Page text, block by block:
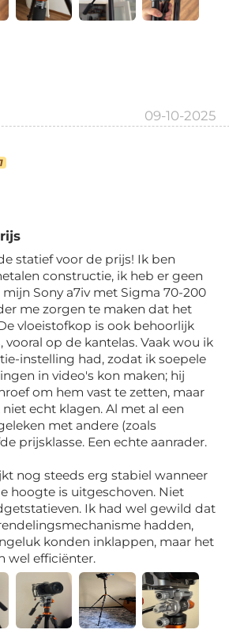
09-10-2025
statief voor de prijs! Ik ben
constructie, ik heb er geen
Sony a7iv met Sigma 70-200
me zorgen te maken dat het
vloeistofkop is ook behoorlijk
vooral op de kantelas. Vaak wou ik
instelling had, zodat ik soepele
in video's kon maken; hij
om hem vast te zetten, maar
echt klagen. Al met al een
met andere (zoals
prijsklasse. Een echte aanrader.
nog steeds erg stabiel wanneer
hoogte is uitgeschoven. Niet
Ik had wel gewild dat
hadden,
konden inklappen, maar het
wel efficiënter.